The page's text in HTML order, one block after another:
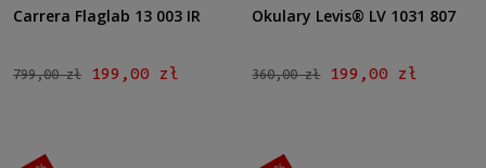
Carrera Flaglab 13 003 IR
799,00 zł 199,00 zł
Okulary Levis® LV 1031 807
360,00 zł 199,00 zł